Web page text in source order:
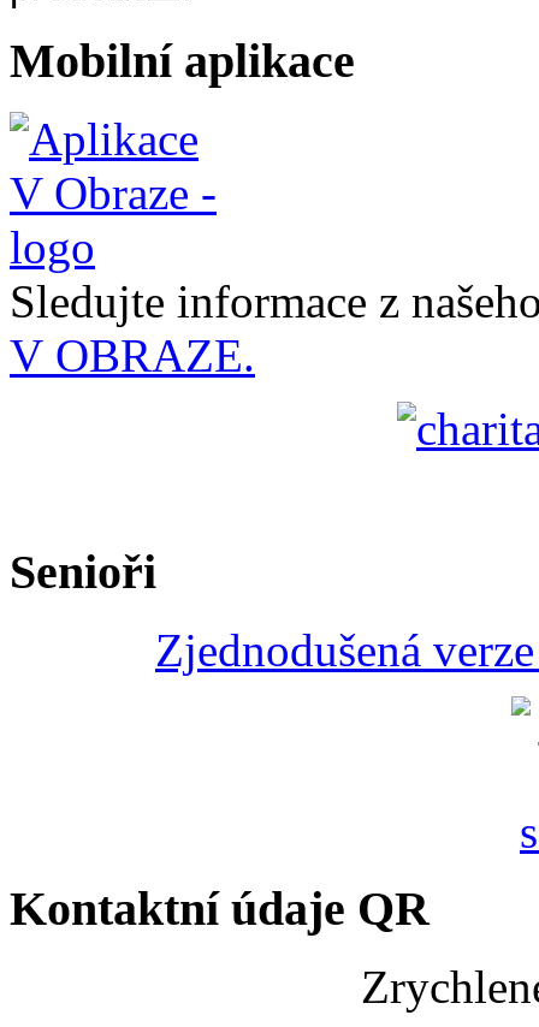
Mobilní aplikace
Sledujte informace z
V OBRAZE.
Senioři
Zjednodušená
Kontaktní údaje QR